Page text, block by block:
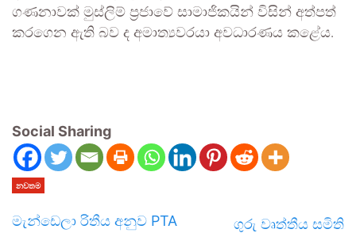
ගණනාවක් මුස්ලිම් ප්‍රජාවේ සාමාජිකයින් විසින් අත්පත්
කරගෙන ඇති බව ද අමාත්‍යවරයා අවධාරණය කළේය.
Social Sharing
නවතම
මැන්ඩෙලා රිතීය අනුව PTA
ගුරු වෘත්තීය සමිති